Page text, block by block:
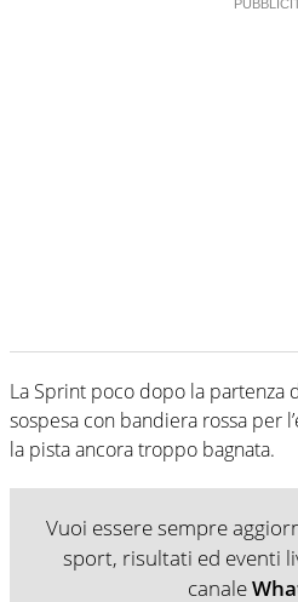
La Sprint poco dopo la partenza
sospesa con bandiera rossa per
la pista ancora troppo bagnata.
Vuoi essere sempre
sport, risultati ed eventi
canale